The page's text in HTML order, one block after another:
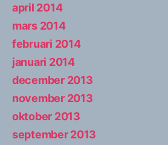
april 2014
mars 2014
februari 2014
januari 2014
december 2013
november 2013
oktober 2013
september 2013